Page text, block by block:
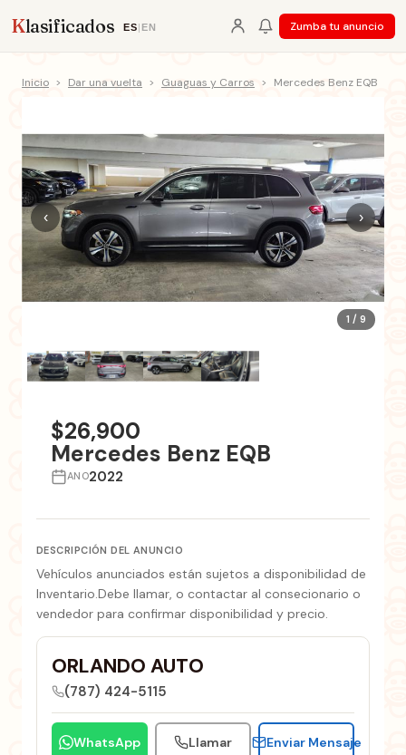
Klasificados ES| EN Zumba tu anuncio
Inicio > Dar una vuelta > Guaguas y Carros > Mercedes Benz EQB
1 / 9
‹ ›
$26,900
Mercedes Benz EQB
ANO2022
DESCRIPCIÓN DEL ANUNCIO
Vehículos anunciados están sujetos a disponibilidad de
Inventario.Debe llamar, o contactar al consecionario o
vendedor para confirmar disponibilidad y precio.
ORLANDO AUTO
(787) 424-5115
WhatsApp Llamar Enviar Mensaje